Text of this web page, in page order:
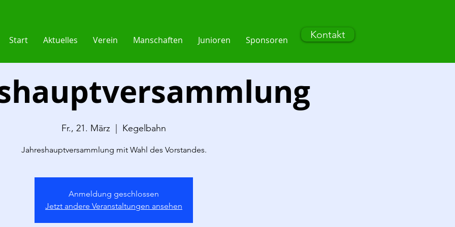
Start Aktuelles Verein Manschaften Junioren Sponsoren Kontakt
Fr., 21. März Kegelbahn
Jahreshauptversammlung mit Wahl des Vorstandes.
Anmeldung geschlossen
Jetzt andere Veranstaltungen ansehen